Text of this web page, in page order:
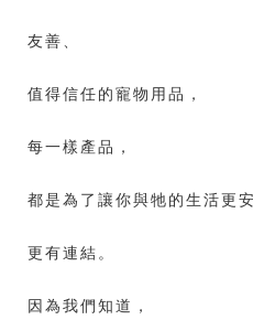
友善、
值得信任的寵物用品，
每一樣產品，
都是為了讓你與牠的生活更安
更有連結。
因為我們知道，